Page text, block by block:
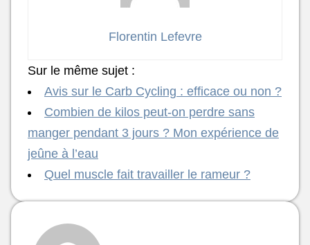
Florentin Lefevre
Sur le même sujet :
Avis sur le Carb Cycling : efficace ou non ?
Combien de kilos peut-on perdre sans
manger pendant 3 jours ? Mon expérience de
jeûne à l’eau
Quel muscle fait travailler le rameur ?